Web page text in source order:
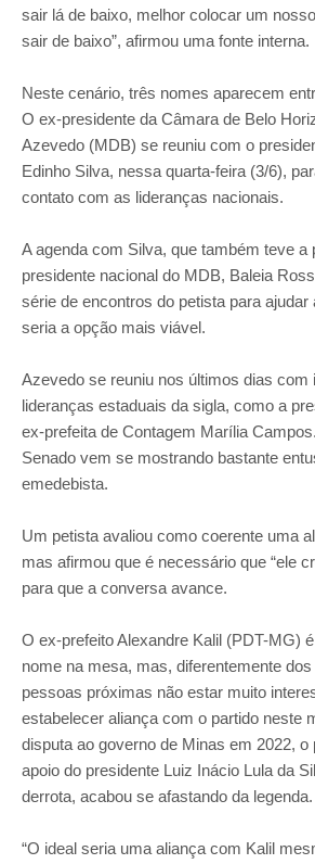
sair lá de baixo, melhor colocar um
sair de baixo”, afirmou uma fonte interna.
Neste cenário, três nomes aparecem
O ex-presidente da Câmara de Belo
Azevedo (MDB) se reuniu com o
Edinho Silva, nessa quarta-feira (3/6),
contato com as lideranças nacionais.
A agenda com Silva, que também teve a
presidente nacional do MDB, Baleia
série de encontros do petista para ajudar
seria a opção mais viável.
Azevedo se reuniu nos últimos dias com
lideranças estaduais da sigla, como a
ex-prefeita de Contagem Marília
Senado vem se mostrando bastante
emedebista.
Um petista avaliou como coerente uma
mas afirmou que é necessário que “ele
para que a conversa avance.
O ex-prefeito Alexandre Kalil (PDT-MG)
nome na mesa, mas, diferentemente
pessoas próximas não estar muito
estabelecer aliança com o partido neste
disputa ao governo de Minas em 2022, o
apoio do presidente Luiz Inácio Lula da
derrota, acabou se afastando da legenda.
“O ideal seria uma aliança com Kalil